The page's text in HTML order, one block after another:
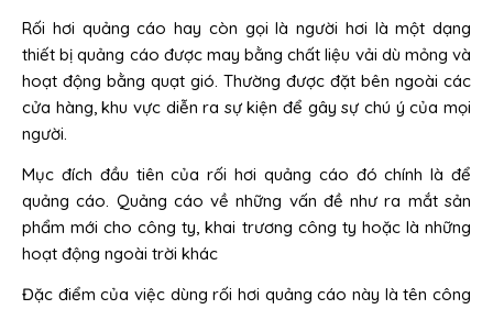
Rối hơi quảng cáo hay còn gọi là người hơi là một dạng
thiết bị quảng cáo được may bằng chất liệu vải dù mỏng và
hoạt động bằng quạt gió. Thường được đặt bên ngoài các
cửa hàng, khu vực diễn ra sự kiện để gây sự chú ý của mọi
người.
Mục đích đầu tiên của rối hơi quảng cáo đó chính là để
quảng cáo. Quảng cáo về những vấn đề như ra mắt sản
phẩm mới cho công ty, khai trương công ty hoặc là những
hoạt động ngoài trời khác
Đặc điểm của việc dùng rối hơi quảng cáo này là tên công